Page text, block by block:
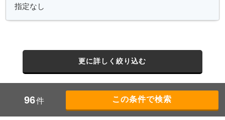
更に詳しく絞り込む
96件